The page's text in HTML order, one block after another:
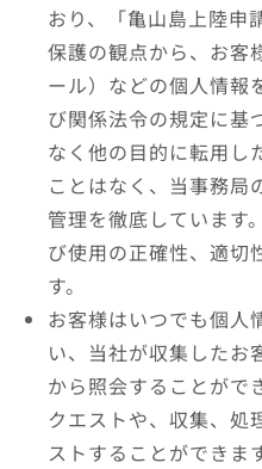
おり、「亀山島上陸申
保護の観点から、お客
ール）などの個人情報
び関係法令の規定に基
なく他の目的に転用し
ことはなく、当事務局
管理を徹底しています
び使用の正確性、適切
す。
お客様はいつでも個人
い、当社が収集したお
から照会することがで
クエストや、収集、処
ストすることができま